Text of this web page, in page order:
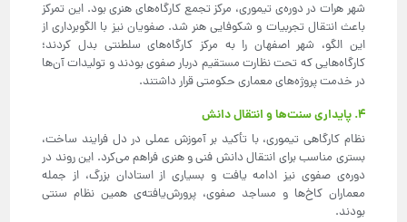
شهر هرات در دوره‌ی تیموری، مرکز تجمع کارگاه‌های هنری بود. این تمرکز
باعث انتقال تجربیات و شکوفایی هنر شد. صفویان نیز با الگوبرداری از
این الگو، شهر اصفهان را به مرکز کارگاه‌های سلطنتی بدل کردند؛
کارگاه‌هایی که تحت نظارت مستقیم دربار صفوی بودند و تولیدات آن‌ها
در خدمت پروژه‌های معماری حکومتی قرار داشتند.
۴. پایداری سنت‌ها و انتقال دانش
نظام کارگاهی تیموری، با تأکید بر آموزش عملی در دل فرایند ساخت،
بستری مناسب برای انتقال دانش فنی و هنری فراهم می‌کرد. این روند در
دوره‌ی صفوی نیز ادامه یافت و بسیاری از استادان بزرگ، از جمله
معماران کاخ‌ها و مساجد صفوی، پرورش‌یافته‌ی همین نظام سنتی
بودند.